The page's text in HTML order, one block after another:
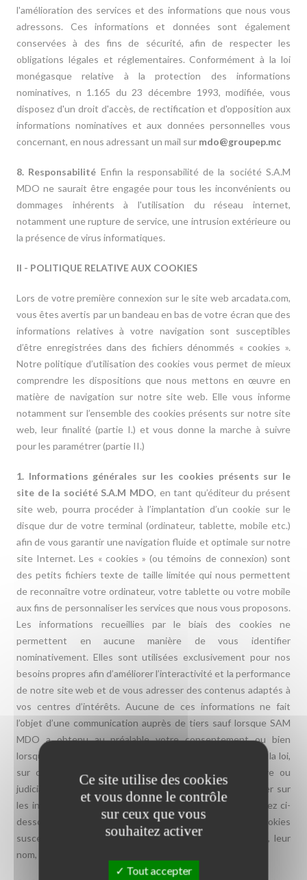
l'amélioration des services et des informations que nous vous
adressons. Ces informations et données sont également
conservées à des fins de sécurité, afin de respecter les
obligations légales et réglementaires. Conformément à la loi
monégasque relative à la protection des informations
nominatives, n 1.165 du 23 décembre 1993, modifiée, vous
disposez d'un droit d'accès, de rectification et d'opposition aux
informations nominatives et aux données personnelles vous
concernant, en nous adressant un mail sur mdo@groupep.mc
8. Responsabilité Enfin la responsabilité de la société S.A.M
MDO ne saurait être engagée pour tous les inconvénients ou
dommages inhérents à l'utilisation du réseau internet,
notamment une rupture de service, une intrusion extérieure ou
la présence de virus informatiques.
II - POLITIQUE RELATIVE AUX COOKIES
Lors de votre première connexion sur le site web arcadata.com,
vous êtes avertis par un bandeau en bas de votre écran que des
informations relatives à votre navigation sont susceptibles
d’être enregistrées dans des fichiers dénommés « cookies ».
Notre politique d’utilisation des cookies vous permet de mieux
comprendre les dispositions que nous mettons en œuvre en
matière de navigation sur notre site web. Elle vous informe
notamment sur l’ensemble des cookies présents sur notre site
web, leur finalité (partie I.) et vous donne la marche à suivre
pour les paramétrer (partie II.)
1. Informations générales sur les cookies présents sur le
site de la société S.A.M MDO, en tant qu’éditeur du présent
site web, pourra procéder à l’implantation d’un cookie sur le
disque dur de votre terminal (ordinateur, tablette, mobile etc.)
afin de vous garantir une navigation fluide et optimale sur notre
site Internet. Les « cookies » (ou témoins de connexion) sont
des petits fichiers texte de taille limitée qui nous permettent
de reconnaître votre ordinateur, votre tablette ou votre mobile
aux fins de personnaliser les services que nous vous proposons.
Les informations recueillies par le biais des cookies ne
permettent en aucune manière de vous identifier
nominativement. Elles sont utilisées exclusivement pour nos
besoins propres afin d’améliorer l’interactivité et la performance
de notre site web et de vous adresser des contenus adaptés à
vos centres d’intérêts. Aucune de ces informations ne fait
l’objet d’une communication auprès de tiers sauf lorsque SAM
MDO a obtenu au préalable votre consentement ou bien
lorsque la divulgation de ces informations est requise par la loi,
sur ordre d’un tribunal ou toute autorité administrative ou
judiciaire habilitée à en connaître. Pour mieux vous éclairer sur
les informations que les cookies identifient, vous trouverez ci-
dessous un tableau listant les différents types de cookies
susceptibles d’être utilisés sur le site web arcadata.com, leur
nom, leur finalité ainsi que leur durée de conservation.
Ce site utilise des cookies
et vous donne le contrôle
sur ceux que vous
souhaitez activer
Tout accepter